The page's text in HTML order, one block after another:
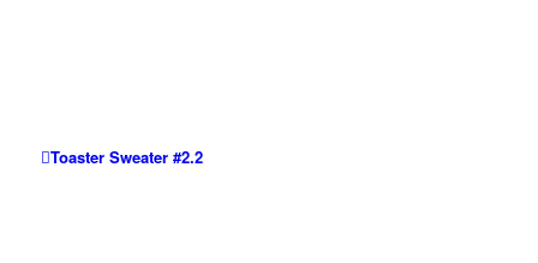
Toaster Sweater #2.2